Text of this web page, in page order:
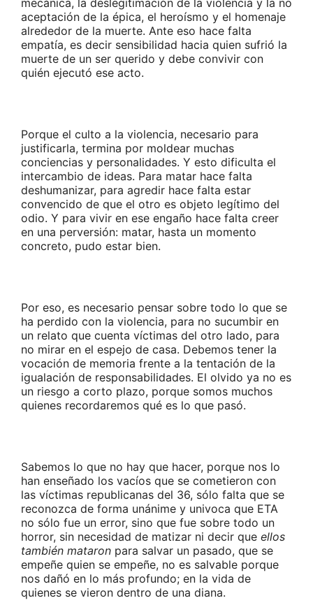
mecánica, la deslegitimación de la violencia y la no
aceptación de la épica, el heroísmo y el homenaje
alrededor de la muerte. Ante eso hace falta
empatía, es decir sensibilidad hacia quien sufrió la
muerte de un ser querido y debe convivir con
quién ejecutó ese acto.
Porque el culto a la violencia, necesario para
justificarla, termina por moldear muchas
conciencias y personalidades. Y esto dificulta el
intercambio de ideas. Para matar hace falta
deshumanizar, para agredir hace falta estar
convencido de que el otro es objeto legítimo del
odio. Y para vivir en ese engaño hace falta creer
en una perversión: matar, hasta un momento
concreto, pudo estar bien.
Por eso, es necesario pensar sobre todo lo que se
ha perdido con la violencia, para no sucumbir en
un relato que cuenta víctimas del otro lado, para
no mirar en el espejo de casa. Debemos tener la
vocación de memoria frente a la tentación de la
igualación de responsabilidades. El olvido ya no es
un riesgo a corto plazo, porque somos muchos
quienes recordaremos qué es lo que pasó.
Sabemos lo que no hay que hacer, porque nos lo
han enseñado los vacíos que se cometieron con
las víctimas republicanas del 36, sólo falta que se
reconozca de forma unánime y univoca que ETA
no sólo fue un error, sino que fue sobre todo un
horror, sin necesidad de matizar ni decir que ellos
también mataron para salvar un pasado, que se
empeñe quien se empeñe, no es salvable porque
nos dañó en lo más profundo; en la vida de
quienes se vieron dentro de una diana.